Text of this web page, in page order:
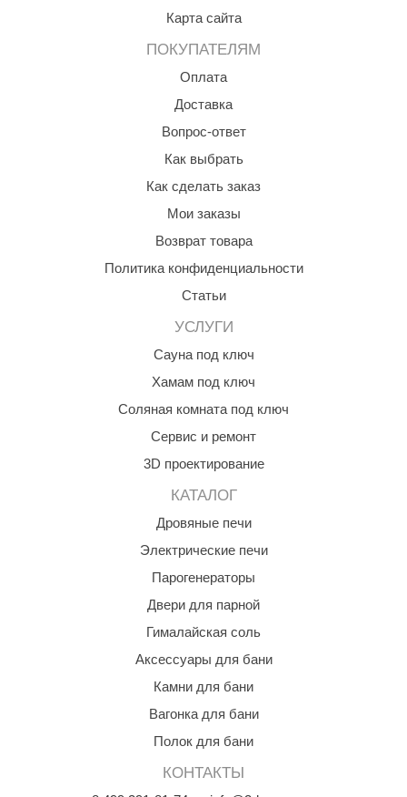
Карта сайта
ПОКУПАТЕЛЯМ
Оплата
Доставка
Вопрос-ответ
Как выбрать
Как сделать заказ
Мои заказы
Возврат товара
Политика конфиденциальности
Статьи
УСЛУГИ
Сауна под ключ
Хамам под ключ
Соляная комната под ключ
Сервис и ремонт
3D проектирование
КАТАЛОГ
Дровяные печи
Электрические печи
Парогенераторы
Двери для парной
Гималайская соль
Аксессуары для бани
Камни для бани
Вагонка для бани
Полок для бани
КОНТАКТЫ